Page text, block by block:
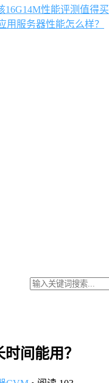
16G14M性能评测值得买
用服务器性能怎么样？
间能用？